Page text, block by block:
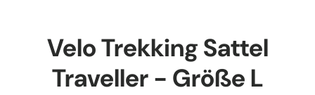
Velo Trekking Sattel
Traveller - Größe L